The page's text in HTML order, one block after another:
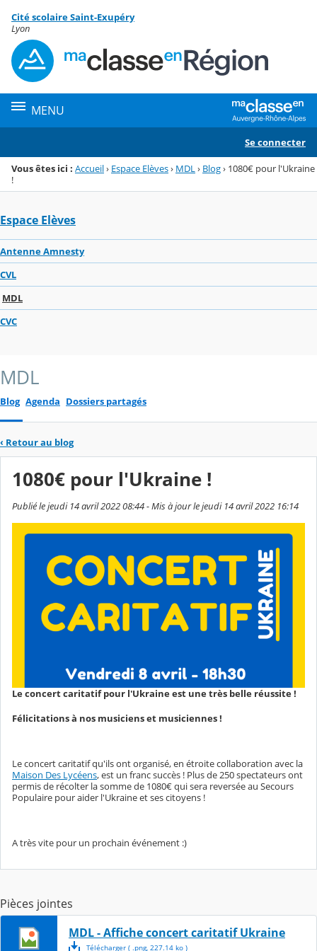
Menu de la rubrique
Contenu
Cité scolaire Saint-Exupéry
Lyon
MENU
Se connecter
Vous êtes ici : Accueil› Espace Elèves› MDL › Blog› 1080€ pour l'Ukraine
!
Espace Elèves
Antenne Amnesty
CVL
MDL
CVC
MDL
Blog Agenda Dossiers partagés
‹ Retour au blog
1080€ pour l'Ukraine !
Publié le jeudi 14 avril 2022 08:44 - Mis à jour le jeudi 14 avril 2022 16:14
Le concert caritatif pour l'Ukraine est une très belle réussite !
Félicitations à nos musiciens et musiciennes !
Le concert caritatif qu'ils ont organisé, en étroite collaboration avec la
Maison Des Lycéens, est un franc succès ! Plus de 250 spectateurs ont
permis de récolter la somme de 1080€ qui sera reversée au Secours
Populaire pour aider l'Ukraine et ses citoyens !
A très vite pour un prochain événement :)
Pièces jointes
MDL - Affiche concert caritatif Ukraine
Télécharger( .png, 227.14 ko)